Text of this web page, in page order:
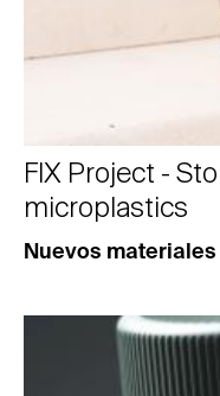
FIX Project -
microplastics
Nuevos materiales